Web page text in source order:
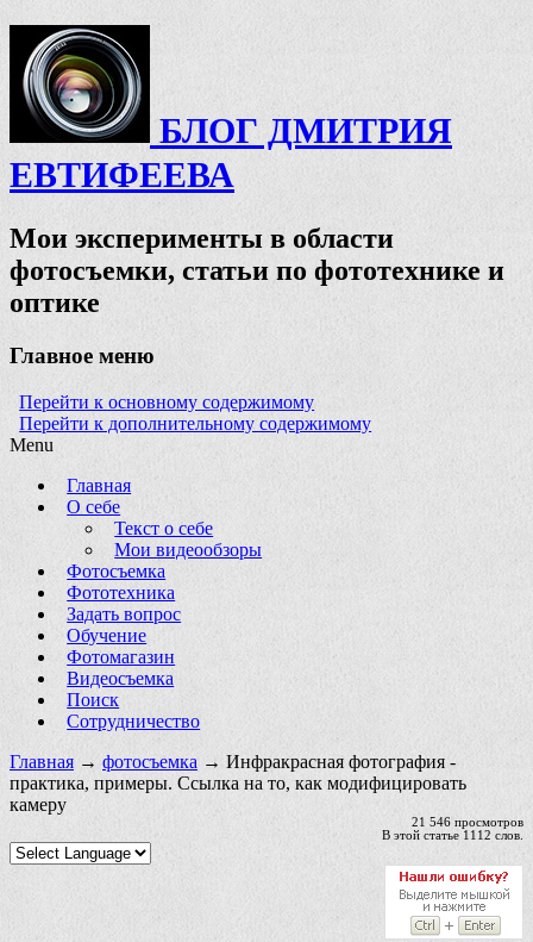
БЛОГ ДМИТРИЯ
ЕВТИФЕЕВА
Мои эксперименты в области
фотосъемки, статьи по фототехнике и
оптике
Главное меню
Перейти к основному содержимому
Перейти к дополнительному содержимому
Menu
Главная
О себе
Текст о себе
Мои видеообзоры
Фотосъемка
Фототехника
Задать вопрос
Обучение
Фотомагазин
Видеосъемка
Поиск
Сотрудничество
Главная → фотосъемка → Инфракрасная фотография -
практика, примеры. Ссылка на то, как модифицировать
камеру
21 546 просмотров
В этой статье 1112 слов.